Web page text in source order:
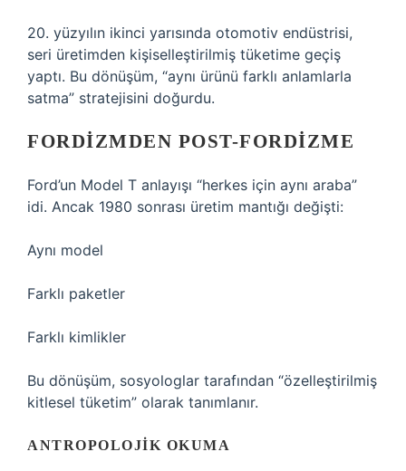
20. yüzyılın ikinci yarısında otomotiv endüstrisi,
seri üretimden kişiselleştirilmiş tüketime geçiş
yaptı. Bu dönüşüm, “aynı ürünü farklı anlamlarla
satma” stratejisini doğurdu.
FORDIZMDEN POST-FORDIZME
Ford’un Model T anlayışı “herkes için aynı araba”
idi. Ancak 1980 sonrası üretim mantığı değişti:
Aynı model
Farklı paketler
Farklı kimlikler
Bu dönüşüm, sosyologlar tarafından “özelleştirilmiş
kitlesel tüketim” olarak tanımlanır.
ANTROPOLOJIK OKUMA